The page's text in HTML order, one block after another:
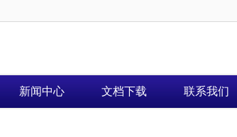
新闻中心 文档下载 联系我们